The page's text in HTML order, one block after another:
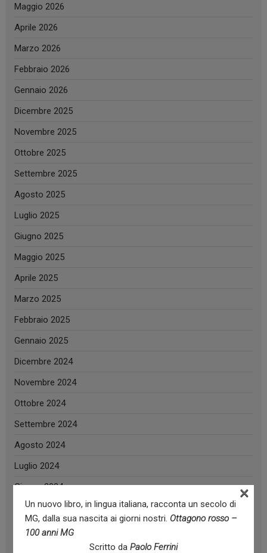
Maggio 2026
Aprile 2026
Marzo 2026
Febbraio 2026
Gennaio 2026
Dicembre 2025
Novembre 2025
Ottobre 2025
Settembre 2025
Agosto 2025
Luglio 2025
Giugno 2025
Maggio 2025
Aprile 2025
Marzo 2025
Febbraio 2025
Gennaio 2025
Dicembre 2024
Novembre 2024
Ottobre 2024
Settembre 2024
Agosto 2024
Luglio 2024
Giugno 2024
Maggio 2024
Aprile 2024
Un nuovo libro, in lingua italiana, racconta un secolo di
MG, dalla sua nascita ai giorni nostri. Ottagono rosso –
100 anni MG
Scritto da Paolo Ferrini
×